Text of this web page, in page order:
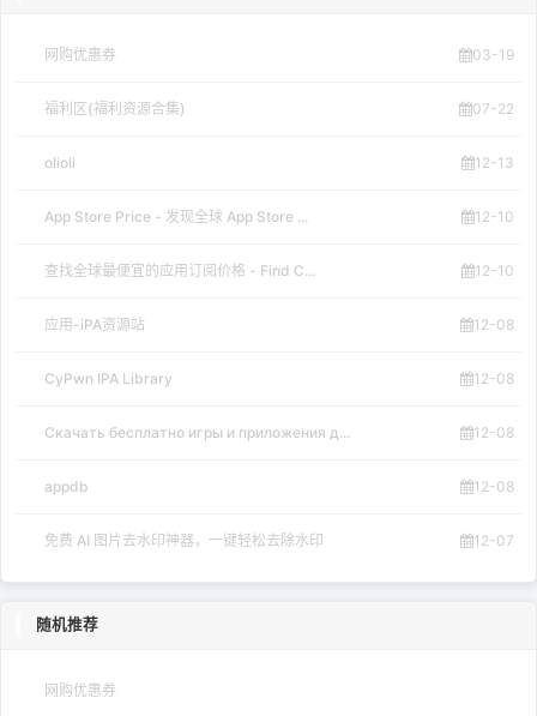
网购优惠券 03-19
福利区(福利资源合集) 07-22
olioli 12-13
App Store Price - 发现全球 App Store ... 12-10
查找全球最便宜的应用订阅价格 - Find C... 12-10
应用-iPA资源站 12-08
CyPwn IPA Library 12-08
Скачать бесплатно игры и приложения д... 12-08
appdb 12-08
免费 AI 图片去水印神器，一键轻松去除水印 12-07
随机推荐
网购优惠券